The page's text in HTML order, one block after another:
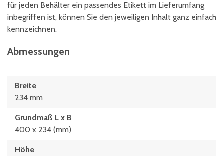
für jeden Behälter ein passendes Etikett im Lieferumfang
inbegriffen ist, können Sie den jeweiligen Inhalt ganz einfach
kennzeichnen.
Abmessungen
Breite
234 mm
Grundmaß L x B
400 x 234 (mm)
Höhe